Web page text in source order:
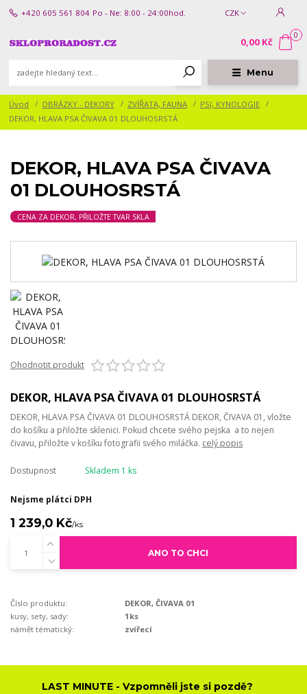
Menu
CZK
+420 605 561 804 Po - Ne: 8:00 - 24:00hod.
0
0,00 Kč
Úvod OBRÁZKY - DEKORY ZVÍŘATA, FAUNA
PSI, KYNOLOGIE
DEKOR, HLAVA PSA ČIVAVA 01 DLOUHOSRSTÁ
DEKOR, HLAVA PSA ČIVAVA
01 DLOUHOSRSTÁ
CENA ZA DEKOR, PŘILOŽTE TVAR SKLA
Ohodnotit produkt
DEKOR, HLAVA PSA ČIVAVA 01 DLOUHOSRSTÁ
DEKOR, HLAVA PSA ČIVAVA 01 DLOUHOSRSTÁ DEKOR, ČIVAVA 01, vložte
do košíku a přiložte sklenici. Pokud chcete svého pejska a to nejen
čivavu, přiložte v košíku fotografii svého miláčka. celý popis
Dostupnost Skladem 1 ks
Nejsme plátci DPH
1 239,0 Kč/ks
ANO TO CHCI
Číslo produktu:
DEKOR, ČIVAVA 01
kusy, sety, sady:
1ks
námět tématický:
zvířecí
LAST MINUTE - Vzpomněli jste si pozdě?